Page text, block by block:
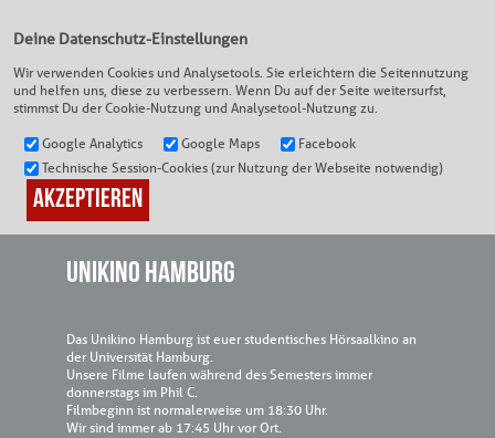
Deine Datenschutz-Einstellungen
Wir verwenden Cookies und Analysetools. Sie erleichtern die Seitennutzung
und helfen uns, diese zu verbessern. Wenn Du auf der Seite weitersurfst,
stimmst Du der Cookie-Nutzung und Analysetool-Nutzung zu.
Google Analytics
Google Maps
Facebook
Technische Session-Cookies (zur Nutzung der Webseite notwendig)
DEIN KINO | UNIKINO HAMBURG
UNIKINO HAMBURG
Das Unikino Hamburg ist euer studentisches Hörsaalkino an
der Universität Hamburg.
Unsere Filme laufen während des Semesters immer
donnerstags im Phil C.
Filmbeginn ist normalerweise um 18:30 Uhr.
Wir sind immer ab 17:45 Uhr vor Ort.